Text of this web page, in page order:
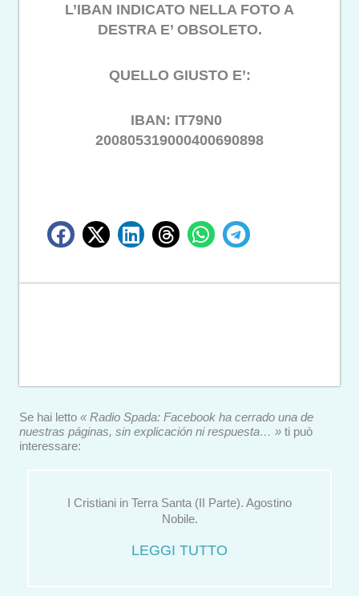
L’IBAN INDICATO NELLA FOTO A
DESTRA E’ OBSOLETO.
QUELLO GIUSTO E’:
IBAN: IT79N0
200805319000400690898
Se hai letto « Radio Spada: Facebook ha cerrado una de
nuestras páginas, sin explicación ni respuesta… » ti può
interessare:
I Cristiani in Terra Santa (II Parte). Agostino
Nobile.
LEGGI TUTTO